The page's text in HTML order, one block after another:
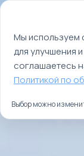
Мы используем
для улучшения
соглашаетесь
Политикой по
Выбор можно